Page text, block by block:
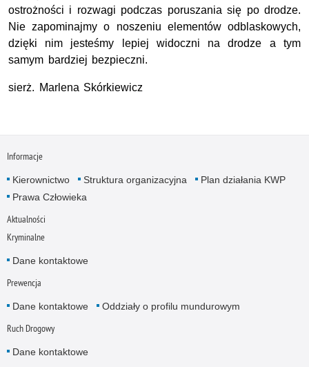
ostrożności i rozwagi podczas poruszania się po drodze.
Nie zapominajmy o noszeniu elementów odblaskowych,
dzięki nim jesteśmy lepiej widoczni na drodze a tym
samym bardziej bezpieczni.
sierż. Marlena Skórkiewicz
Informacje
Kierownictwo Struktura organizacyjna
Plan działania KWP
Prawa Człowieka
Aktualności
Kryminalne
Dane kontaktowe
Prewencja
Dane kontaktowe Oddziały o profilu mundurowym
Ruch Drogowy
Dane kontaktowe